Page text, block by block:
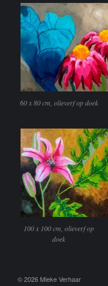
60 x 80 cm, olieverf op doek
100 x 100 cm, olieverf op
doek
© 2026 Mieke Verhaar